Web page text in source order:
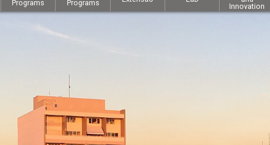
Programs
Programs
Innovation